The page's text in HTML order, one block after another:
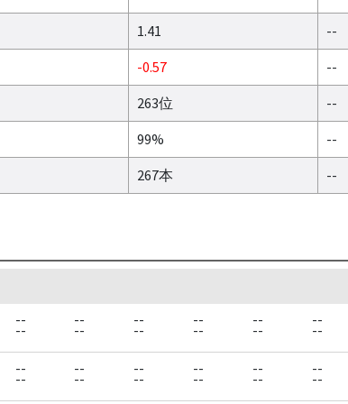
1.41
--
-0.57
--
263位
--
99%
--
267本 --
--
--
--
--
--
--
--
--
--
--
--
--
--
--
--
--
--
--
--
--
--
--
--
--